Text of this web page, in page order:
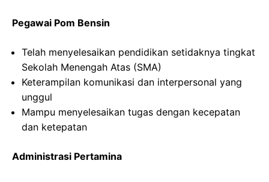
Pegawai Pom Bensin
Telah menyelesaikan pendidikan setidaknya tingkat
Sekolah Menengah Atas (SMA)
Keterampilan komunikasi dan interpersonal yang
unggul
Mampu menyelesaikan tugas dengan kecepatan
dan ketepatan
Administrasi Pertamina